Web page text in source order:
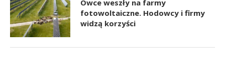
Owce weszły na farmy
fotowoltaiczne. Hodowcy i firmy
widzą korzyści